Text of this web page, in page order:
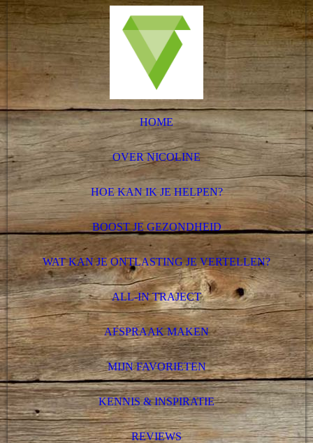
HOME
OVER NICOLINE
HOE KAN IK JE HELPEN?
BOOST JE GEZONDHEID
WAT KAN JE ONTLASTING JE VERTELLEN?
ALL-IN TRAJECT
AFSPRAAK MAKEN
MIJN FAVORIETEN
KENNIS & INSPIRATIE
REVIEWS